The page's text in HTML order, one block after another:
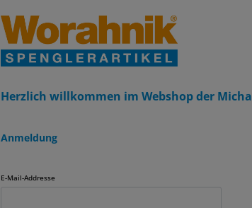
Herzlich willkommen im Webshop der
Anmeldung
E-Mail-Addresse